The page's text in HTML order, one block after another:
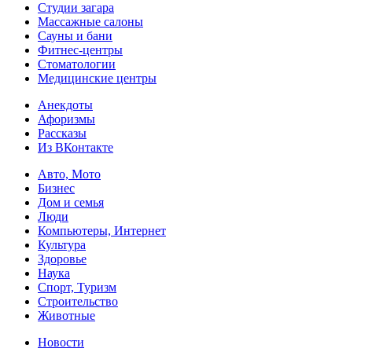
Студии загара
Массажные салоны
Сауны и бани
Фитнес-центры
Стоматологии
Медицинские центры
Анекдоты
Афоризмы
Рассказы
Из ВКонтакте
Авто, Мото
Бизнес
Дом и семья
Люди
Компьютеры, Интернет
Культура
Здоровье
Наука
Спорт, Туризм
Строительство
Животные
Новости